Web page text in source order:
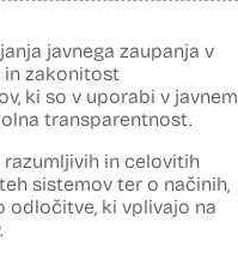
javnega zaupanja v
in zakonitost
ki so v uporabi v javnem
transparentnost.
in celovitih
sistemov ter o načinih,
odločitve, ki vplivajo na